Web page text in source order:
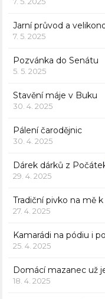
Jarní průvod a
7. 5. 2025
Pozvánka do Senátu
5. 5. 2025
Stavění máje v Buku
30. 4. 2025
Pálení čarodějnic
30. 4. 2025
Dárek dárků z
29. 4. 2025
Tradiční pivko na mě
27. 4. 2025
Kamarádi na pódiu i
25. 4. 2025
Domácí mazanec už
18. 4. 2025